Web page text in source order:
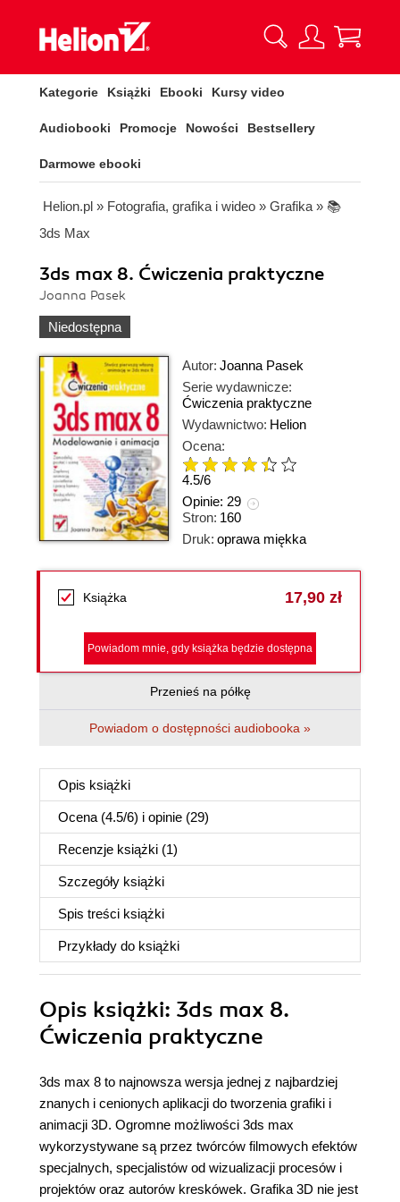
Kategorie Książki Ebooki Kursy video
Audiobooki Promocje Nowości Bestsellery
Darmowe ebooki
Helion.pl » Fotografia, grafika i wideo » Grafika » 📚
3ds Max
3ds max 8. Ćwiczenia praktyczne
Joanna Pasek
Niedostępna
Autor: Joanna Pasek
Serie wydawnicze:
Ćwiczenia praktyczne
Wydawnictwo: Helion
Ocena:
4.5/6
Opinie: 29
Stron: 160
Druk: oprawa miękka
Książka 17,90 zł
Powiadom mnie, gdy książka będzie dostępna
Przenieś na półkę
Powiadom o dostępności audiobooka »
Opis książki
Ocena (4.5/6) i opinie (29)
Recenzje książki (1)
Szczegóły książki
Spis treści książki
Przykłady do książki
Opis książki: 3ds max 8.
Ćwiczenia praktyczne
3ds max 8 to najnowsza wersja jednej z najbardziej
znanych i cenionych aplikacji do tworzenia grafiki i
animacji 3D. Ogromne możliwości 3ds max
wykorzystywane są przez twórców filmowych efektów
specjalnych, specjalistów od wizualizacji procesów i
projektów oraz autorów kreskówek. Grafika 3D nie jest